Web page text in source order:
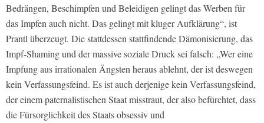
Bedrängen, Beschimpfen und Beleidigen gelingt das Werben für
das Impfen auch nicht. Das gelingt mit kluger Aufklärung“, ist
Prantl überzeugt. Die stattdessen stattfindende Dämonisierung, das
Impf-Shaming und der massive soziale Druck sei falsch: „Wer eine
Impfung aus irrationalen Ängsten heraus ablehnt, der ist deswegen
kein Verfassungsfeind. Es ist auch derjenige kein Verfassungsfeind,
der einem paternalistischen Staat misstraut, der also befürchtet, dass
die Fürsorglichkeit des Staats obsessiv und